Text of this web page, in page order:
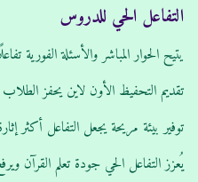
التفاعل الحي للدروس
يتيح الحوار المباشر والأسئلة الفورية
تقديم التحفيظ الأون لاين يحفز الطلاب
توفير بيئة مريحة يجعل التفاعل أكثر
يُعزز التفاعل الحي جودة تعلم القرآن